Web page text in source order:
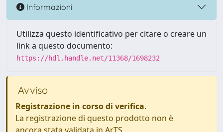
Informazioni
Utilizza questo identificativo per citare o creare un
link a questo documento:
https://hdl.handle.net/11368/1698232
Avviso
Registrazione in corso di verifica.
La registrazione di questo prodotto non è